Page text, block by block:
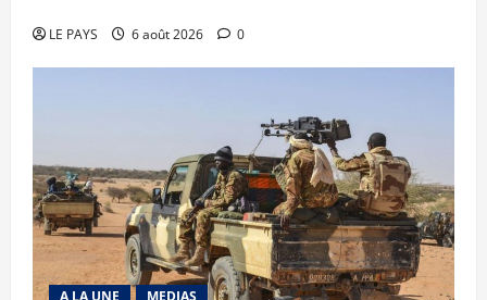
LE PAYS 6 août 2026 0